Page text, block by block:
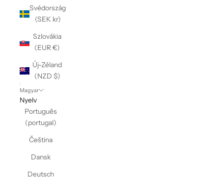
Svédország
(SEK kr)
Szlovákia
(EUR €)
Új-Zéland
(NZD $)
Magyar
Nyelv
Português
(portugal)
Čeština
Dansk
Deutsch